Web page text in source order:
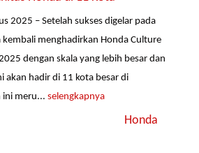
2025 – Setelah sukses digelar pada
menghadirkan Honda Culture
dengan skala yang lebih besar dan
akan hadir di 11 kota besar di
ini meru...selengkapnya
Honda